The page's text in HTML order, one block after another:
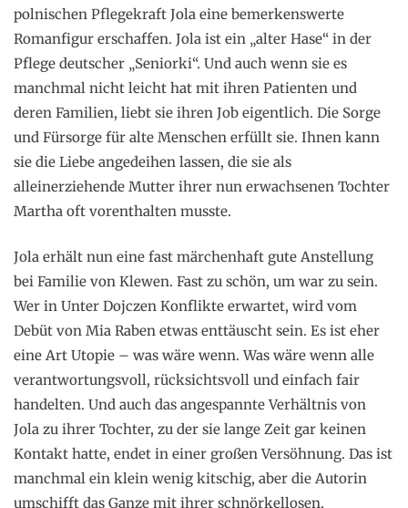
polnischen Pflegekraft Jola eine bemerkenswerte
Romanfigur erschaffen. Jola ist ein „alter Hase“ in der
Pflege deutscher „Seniorki“. Und auch wenn sie es
manchmal nicht leicht hat mit ihren Patienten und
deren Familien, liebt sie ihren Job eigentlich. Die Sorge
und Fürsorge für alte Menschen erfüllt sie. Ihnen kann
sie die Liebe angedeihen lassen, die sie als
alleinerziehende Mutter ihrer nun erwachsenen Tochter
Martha oft vorenthalten musste.
Jola erhält nun eine fast märchenhaft gute Anstellung
bei Familie von Klewen. Fast zu schön, um war zu sein.
Wer in Unter Dojczen Konflikte erwartet, wird vom
Debüt von Mia Raben etwas enttäuscht sein. Es ist eher
eine Art Utopie – was wäre wenn. Was wäre wenn alle
verantwortungsvoll, rücksichtsvoll und einfach fair
handelten. Und auch das angespannte Verhältnis von
Jola zu ihrer Tochter, zu der sie lange Zeit gar keinen
Kontakt hatte, endet in einer großen Versöhnung. Das ist
manchmal ein klein wenig kitschig, aber die Autorin
umschifft das Ganze mit ihrer schnörkellosen,